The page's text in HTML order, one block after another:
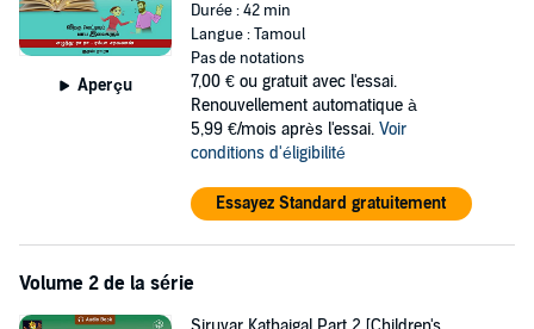
Aperçu
Durée : 42 min
Langue : Tamoul
Pas de notations
7,00 € ou gratuit avec l'essai.
Renouvellement automatique à
5,99 €/mois après l'essai. Voir
conditions d'éligibilité
Essayez Standard gratuitement
Volume 2 de la série